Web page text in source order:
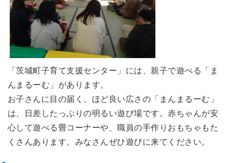
「茨城町子育て支援センター」には、親子で遊べる「ま
んまるーむ」があります。
お子さんに目の届く、ほど良い広さの「まんまるーむ」
は、日差したっぷりの明るい遊び場です。赤ちゃんが安
心して遊べる畳コーナーや、職員の手作りおもちゃもた
くさんあります。みなさんぜひ遊びに来てください。